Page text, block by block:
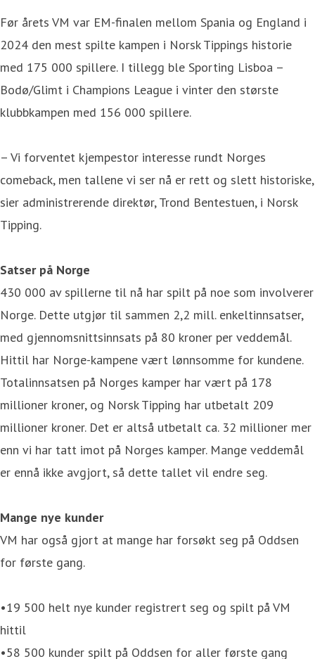
Før årets VM var EM-finalen mellom Spania og England i
2024 den mest spilte kampen i Norsk Tippings historie
med 175 000 spillere. I tillegg ble Sporting Lisboa –
Bodø/Glimt i Champions League i vinter den største
klubbkampen med 156 000 spillere.
– Vi forventet kjempestor interesse rundt Norges
comeback, men tallene vi ser nå er rett og slett historiske,
sier administrerende direktør, Trond Bentestuen, i Norsk
Tipping.
Satser på Norge
430 000 av spillerne til nå har spilt på noe som involverer
Norge. Dette utgjør til sammen 2,2 mill. enkeltinnsatser,
med gjennomsnittsinnsats på 80 kroner per veddemål.
Hittil har Norge-kampene vært lønnsomme for kundene.
Totalinnsatsen på Norges kamper har vært på 178
millioner kroner, og Norsk Tipping har utbetalt 209
millioner kroner. Det er altså utbetalt ca. 32 millioner mer
enn vi har tatt imot på Norges kamper. Mange veddemål
er ennå ikke avgjort, så dette tallet vil endre seg.
Mange nye kunder
VM har også gjort at mange har forsøkt seg på Oddsen
for første gang.
•19 500 helt nye kunder registrert seg og spilt på VM
hittil
•58 500 kunder spilt på Oddsen for aller første gang